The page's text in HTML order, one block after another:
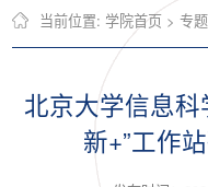
当前位置:学院首页 >专
北京大学信息
新+”工作